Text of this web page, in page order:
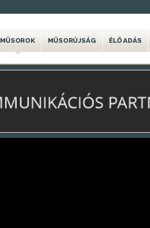
MŰSOROK MŰSORÚJSÁG ÉLŐ ADÁS